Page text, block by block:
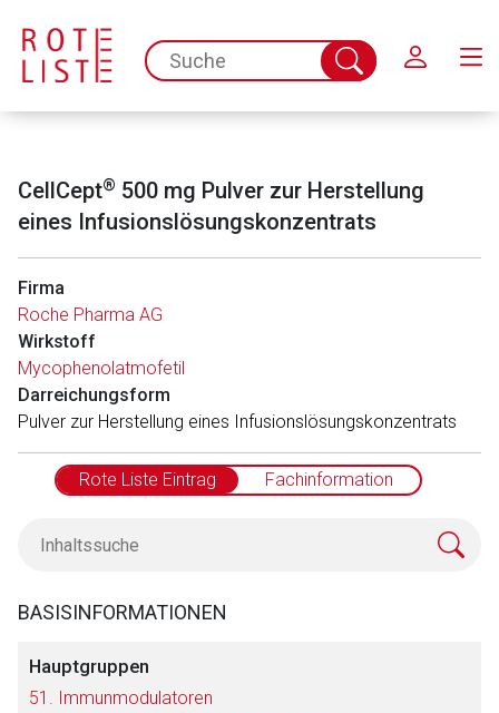
spc.search.input.placeholder
Suche
abschicken
CellCept® 500 mg Pulver zur Herstellung
eines Infusionslösungskonzentrats
Firma
Roche Pharma AG
Wirkstoff
Mycophenolatmofetil
Darreichungsform
Pulver zur Herstellung eines Infusionslösungskonzentrats
Rote Liste Eintrag Fachinformation
BASISINFORMATIONEN
Hauptgruppen
51. Immunmodulatoren